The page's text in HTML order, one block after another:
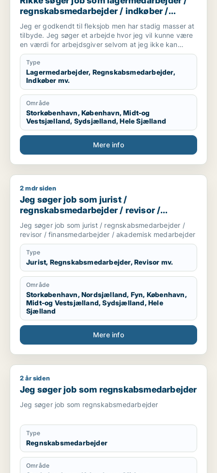
regnskabsmedarbejder / indkøber /
receptionist / maskintekniker
Jeg er godkendt til fleksjob men har stadig masser at
tilbyde. Jeg søger et arbejde hvor jeg vil kunne være
en værdi for arbejdsgiver selvom at jeg ikke kan
arbejde i en fuldtidsstilling. Jeg er ikke bleg for at
prøve noget nyt og søger derfor ikke kun inde for en
bestemt branche
Type
Lagermedarbejder, Regnskabsmedarbejder,
Indkøber mv.
Område
Storkøbenhavn, København, Midt-og
Vestsjælland, Sydsjælland, Hele Sjælland
Mere info
Jeg søger job som jurist / regnskabsmedarbejder / revisor
2 mdr siden
Jeg søger job som jurist /
regnskabsmedarbejder / revisor /
finansmedarbejder / akademisk
medarbejder
Jeg søger job som jurist / regnskabsmedarbejder /
revisor / finansmedarbejder / akademisk medarbejder
Type
Jurist, Regnskabsmedarbejder, Revisor mv.
Område
Storkøbenhavn, Nordsjælland, Fyn, København,
Midt-og Vestsjælland, Sydsjælland, Hele
Sjælland
Mere info
Jeg søger job som regnskabsmedarbejder
2 år siden
Jeg søger job som regnskabsmedarbejder
Jeg søger job som regnskabsmedarbejder
Type
Regnskabsmedarbejder
Område